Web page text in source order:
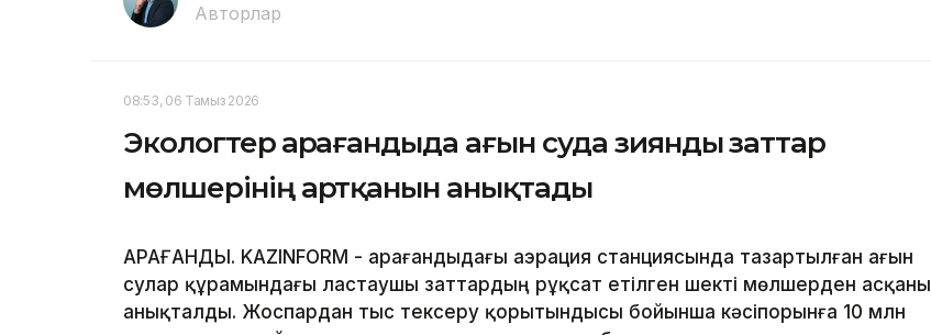
Авторлар
08:53, 06 Тамыз 2026
Экологтер Қарағандыда ағын суда зиянды заттар
мөлшерінің артқанын анықтады
ҚАРАҒАНДЫ. KAZINFORM - Қарағандыдағы аэрация станциясында тазартылған ағын
сулар құрамындағы ластаушы заттардың рұқсат етілген шекті мөлшерден асқаны
анықталды. Жоспардан тыс тексеру қорытындысы бойынша кәсіпорынға 10 млн